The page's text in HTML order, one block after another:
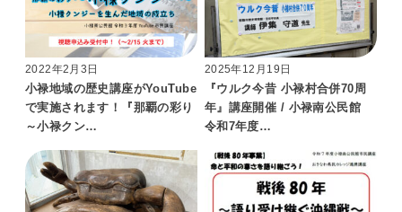
2022年2月3日
小禄地域の歴史講座がYouTube
で実施されます！『那覇の彩り
～小禄クン…
2025年12月19日
『ウルク今昔 小禄村合併70周
年』講座開催 / 小禄南公民館
令和7年度…